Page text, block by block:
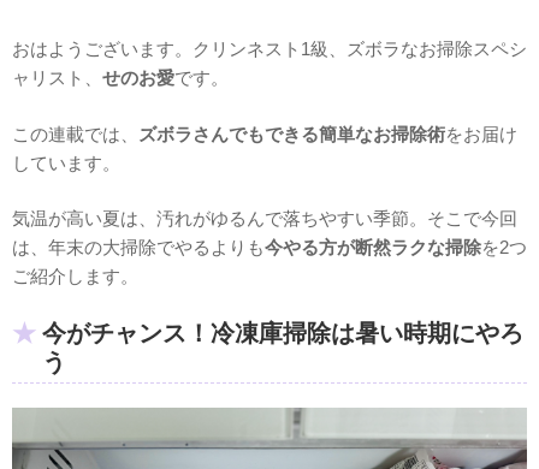
おはようございます。クリンネスト1級、ズボラなお掃除スペシ
ャリスト、 せのお愛です。
この連載では、 ズボラさんでもできる簡単なお掃除術をお届け
しています。
気温が高い夏は、汚れがゆるんで落ちやすい季節。そこで今回
は、年末の大掃除でやるよりも今やる方が断然ラクな掃除を2つ
ご紹介します。
今がチャンス！冷凍庫掃除は暑い時期にやろ
う